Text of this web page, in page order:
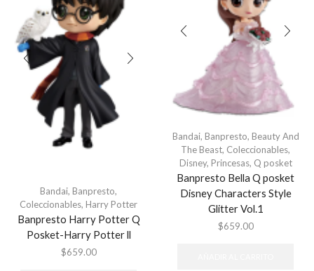
Bandai, Banpresto,
Coleccionables, Harry Potter
Banpresto Harry Potter Q
Posket-Harry Potter ll
$659.00
Bandai, Banpresto, Beauty And
The Beast, Coleccionables,
Disney, Princesas, Q posket
Banpresto Bella Q posket
Disney Characters Style
Glitter Vol.1
$659.00